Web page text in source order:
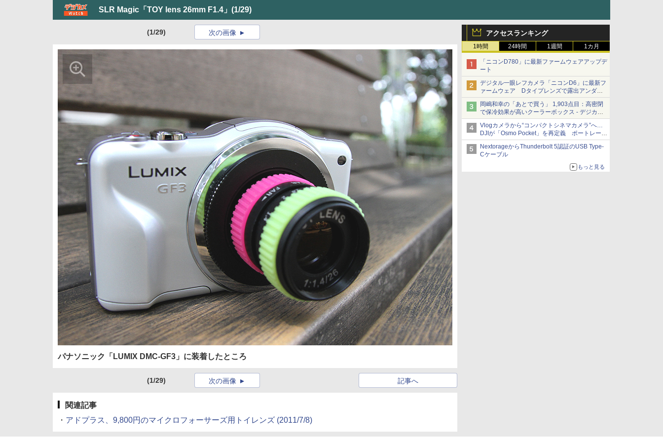
SLR Magic「TOY lens 26mm F1.4」 (1/29)
アクセスランキング
1時間 24時間 1週間 1カ月
「ニコンD780」に最新ファームウェアアップデ
ート
デジタル一眼レフカメラ「ニコンD6」に最新フ
ァームウェア Dタイプレンズで露出アンダー
になる現象の修正など
岡嶋和幸の「あとで買う」 1,903点目：高密閉
で保冷効果が高いクーラーボックス - デジカメ
Watch
Vlogカメラから“コンパクトシネマカメラ”へ…
DJIが「Osmo Pocket」を再定義 ポートレート
重視の映像設計に
NextorageからThunderbolt 5認証のUSB Type-
Cケーブル
もっと見る
(1/29) 次の画像
パナソニック「LUMIX DMC-GF3」に装着したところ
(1/29) 記事へ
次の画像
関連記事
・ アドプラス、9,800円のマイクロフォーサーズ用トイレンズ (2011/7/8)